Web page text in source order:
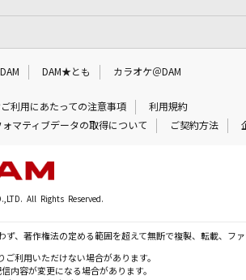
DAM DAM★とも カラオケ＠DAM
利用にあたっての注意事項
利用規約
ォマティブデータの取得について ご契約方法
All Rights Reserved.
、著作権法の定める範囲を超えて無断で複製、転載、フ
利用いただけない場合があります。
内容が変更になる場合があります。